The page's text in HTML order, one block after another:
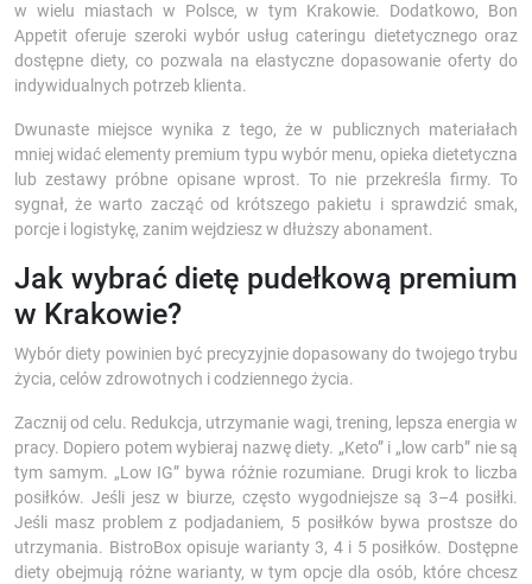
w wielu miastach w Polsce, w tym Krakowie. Dodatkowo, Bon
Appetit oferuje szeroki wybór usług cateringu dietetycznego oraz
dostępne diety, co pozwala na elastyczne dopasowanie oferty do
indywidualnych potrzeb klienta.
Dwunaste miejsce wynika z tego, że w publicznych materiałach
mniej widać elementy premium typu wybór menu, opieka dietetyczna
lub zestawy próbne opisane wprost. To nie przekreśla firmy. To
sygnał, że warto zacząć od krótszego pakietu i sprawdzić smak,
porcje i logistykę, zanim wejdziesz w dłuższy abonament.
Jak wybrać dietę pudełkową premium
w Krakowie?
Wybór diety powinien być precyzyjnie dopasowany do twojego trybu
życia, celów zdrowotnych i codziennego życia.
Zacznij od celu. Redukcja, utrzymanie wagi, trening, lepsza energia w
pracy. Dopiero potem wybieraj nazwę diety. „Keto” i „low carb” nie są
tym samym. „Low IG” bywa różnie rozumiane. Drugi krok to liczba
posiłków. Jeśli jesz w biurze, często wygodniejsze są 3–4 posiłki.
Jeśli masz problem z podjadaniem, 5 posiłków bywa prostsze do
utrzymania. BistroBox opisuje warianty 3, 4 i 5 posiłków. Dostępne
diety obejmują różne warianty, w tym opcje dla osób, które chcesz